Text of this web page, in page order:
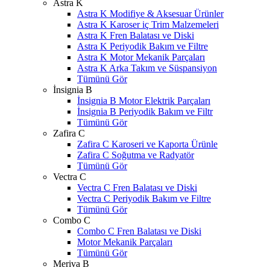
Astra K
Astra K Modifiye & Aksesuar Ürünler
Astra K Karoser iç Trim Malzemeleri
Astra K Fren Balatası ve Diski
Astra K Periyodik Bakım ve Filtre
Astra K Motor Mekanik Parçaları
Astra K Arka Takım ve Süspansiyon
Tümünü Gör
İnsignia B
İnsignia B Motor Elektrik Parçaları
İnsignia B Periyodik Bakım ve Filtr
Tümünü Gör
Zafira C
Zafira C Karoseri ve Kaporta Ürünle
Zafira C Soğutma ve Radyatör
Tümünü Gör
Vectra C
Vectra C Fren Balatası ve Diski
Vectra C Periyodik Bakım ve Filtre
Tümünü Gör
Combo C
Combo C Fren Balatası ve Diski
Motor Mekanik Parçaları
Tümünü Gör
Meriva B